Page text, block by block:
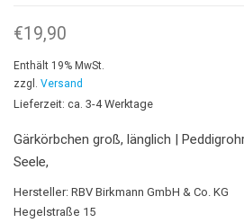
€19,90
Enthält 19% MwSt.
zzgl. Versand
Lieferzeit: ca. 3-4 Werktage
Gärkörbchen groß, länglich |
Seele,
Hersteller: RBV Birkmann GmbH & Co. KG
Hegelstraße 15